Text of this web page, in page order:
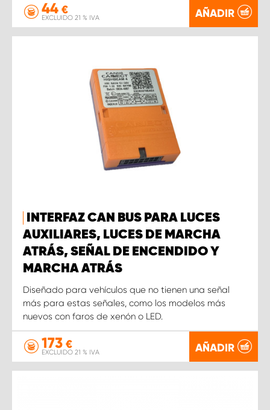
44 €
EXCLUIDO 21 % IVA AÑADIR
INTERFAZ CAN BUS PARA LUCES
AUXILIARES, LUCES DE MARCHA
ATRÁS, SEÑAL DE ENCENDIDO Y
MARCHA ATRÁS
Diseñado para vehículos que no tienen una señal
más para estas señales, como los modelos más
nuevos con faros de xenón o LED.
173 €
EXCLUIDO 21 % IVA AÑADIR